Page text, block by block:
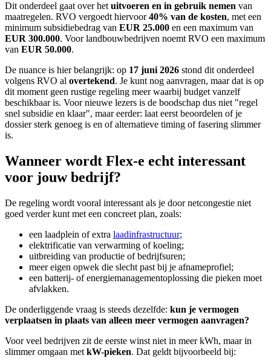
Dit onderdeel gaat over het uitvoeren en in gebruik nemen van
maatregelen. RVO vergoedt hiervoor40% van de kosten, met een
minimum subsidiebedrag van EUR 25.000 en een maximum van
EUR 300.000. Voor landbouwbedrijven noemt RVO een maximum
van EUR 50.000.
De nuance is hier belangrijk: op 17 juni 2026 stond dit onderdeel
volgens RVO al overtekend. Je kunt nog aanvragen, maar dat is op
dit moment geen rustige regeling meer waarbij budget vanzelf
beschikbaar is. Voor nieuwe lezers is de boodschap dus niet "regel
snel subsidie en klaar", maar eerder: laat eerst beoordelen of je
dossier sterk genoeg is en of alternatieve timing of fasering slimmer
is.
Wanneer wordt Flex-e echt interessant
voor jouw bedrijf?
De regeling wordt vooral interessant als je door netcongestie niet
goed verder kunt met een concreet plan, zoals:
een laadplein of extra laadinfrastructuur;
elektrificatie van verwarming of koeling;
uitbreiding van productie of bedrijfsuren;
meer eigen opwek die slecht past bij je afnameprofiel;
een batterij- of energiemanagementoplossing die pieken moet
afvlakken.
De onderliggende vraag is steeds dezelfde: kun je vermogen
verplaatsen in plaats van alleen meer vermogen aanvragen?
Voor veel bedrijven zit de eerste winst niet in meer kWh, maar in
slimmer omgaan met kW-pieken. Dat geldt bijvoorbeeld bij: